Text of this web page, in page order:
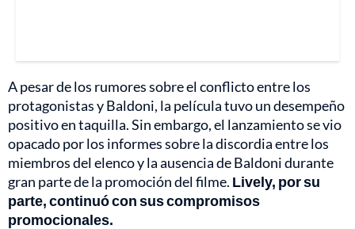
A pesar de los rumores sobre el conflicto entre los
protagonistas y Baldoni, la película tuvo un desempeño
positivo en taquilla. Sin embargo, el lanzamiento se vio
opacado por los informes sobre la discordia entre los
miembros del elenco y la ausencia de Baldoni durante
gran parte de la promoción del filme. Lively, por su
parte, continuó con sus compromisos
promocionales.